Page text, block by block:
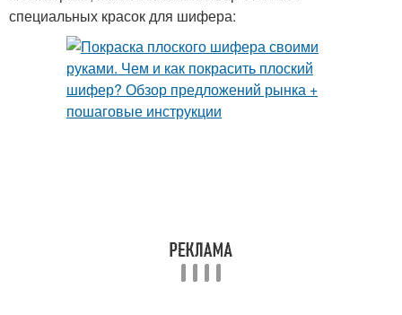
специальных красок для шифера: